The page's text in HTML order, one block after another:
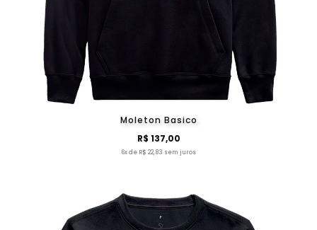
Moleton Basico
R$ 137,00
6x de R$ 22,83 sem juros